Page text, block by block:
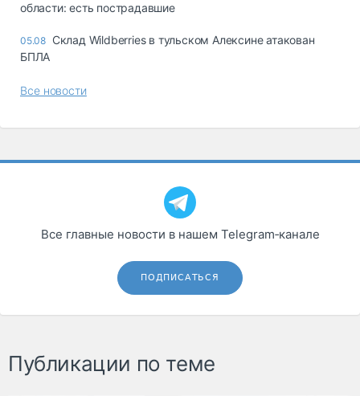
области: есть пострадавшие
05.08 Склад Wildberries в тульском Алексине атакован
БПЛА
Все новости
Все главные новости в нашем Telegram‑канале
ПОДПИСАТЬСЯ
Публикации по теме